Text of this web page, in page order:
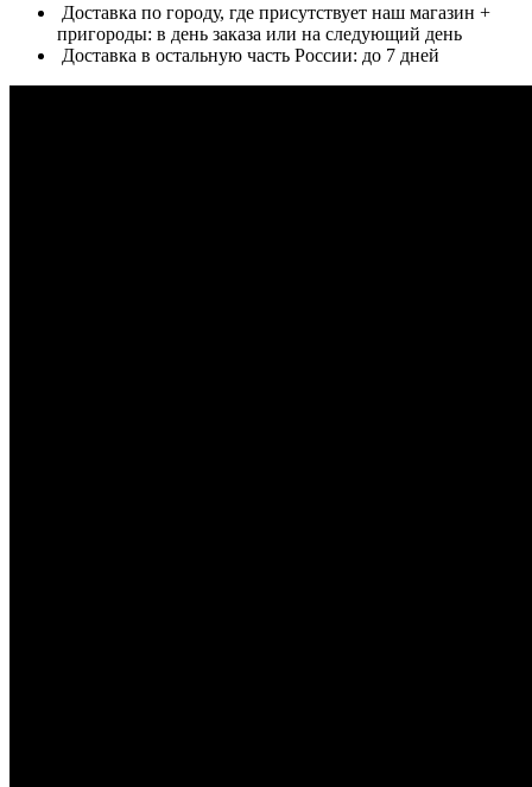
Доставка по городу, где присутствует наш магазин +
пригороды: в день заказа или на следующий день
Доставка в остальную часть России: до 7 дней